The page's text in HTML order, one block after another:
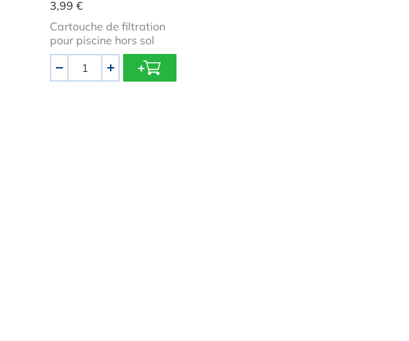
3,99 €
Cartouche de filtration
pour piscine hors sol
Quantité
+